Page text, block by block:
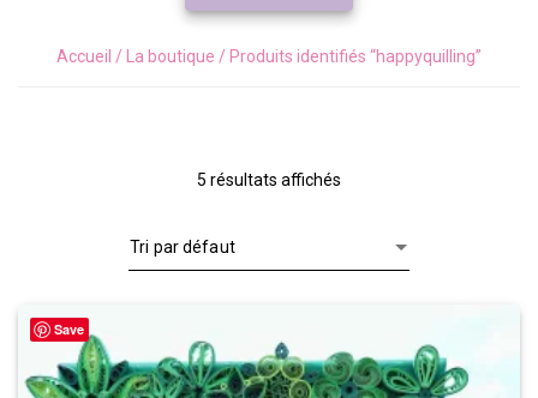
Accueil / La boutique / Produits identifiés “happyquilling”
5 résultats affichés
Save